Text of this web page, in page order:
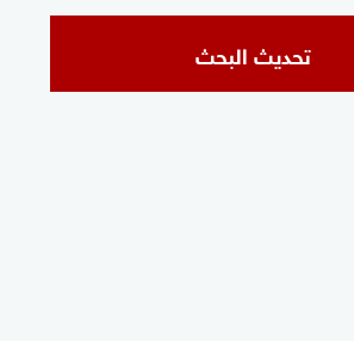
تحديث البحث